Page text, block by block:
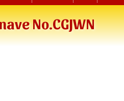
No.CGJWN